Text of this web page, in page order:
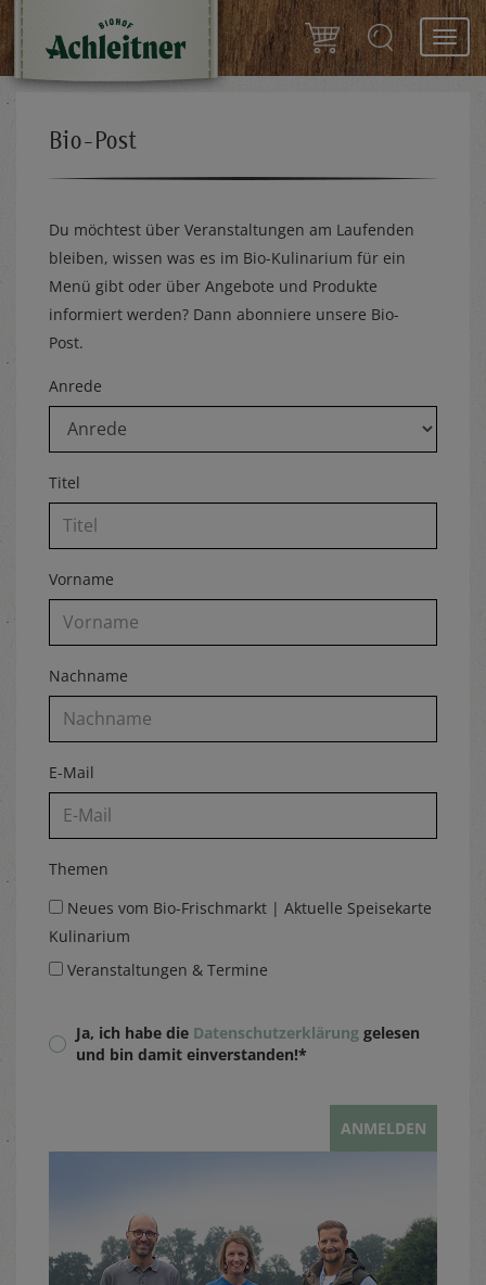
Bio-Post
Du möchtest über Veranstaltungen am Laufenden
bleiben, wissen was es im Bio-Kulinarium für ein
Menü gibt oder über Angebote und Produkte
informiert werden? Dann abonniere unsere Bio-
Post.
Anrede
Titel
Vorname
Nachname
E-Mail
Themen
Neues vom Bio-Frischmarkt | Aktuelle Speisekarte
Kulinarium
Veranstaltungen & Termine
Ja, ich habe die Datenschutzerklärung gelesen
und bin damit einverstanden!*